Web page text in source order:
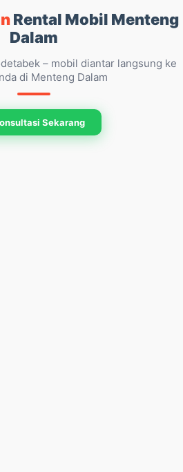
Rental Mobil Menteng
Dalam
– mobil diantar langsung ke
di Menteng Dalam
Sekarang